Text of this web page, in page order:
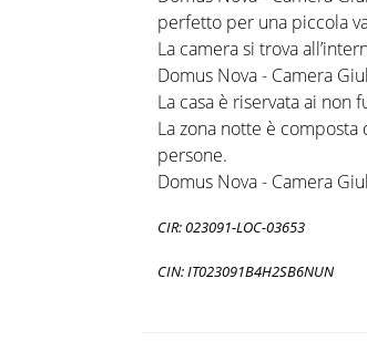
perfetto per una piccola
La camera si trova
Domus Nova - Camera
La casa è riservata ai
La zona notte è
persone.
Domus Nova - Camera
CIR: 023091-LOC-03653
CIN: IT023091B4H2SB6NUN